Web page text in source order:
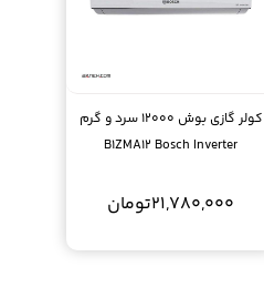
کولر گازی بوش 12000 سرد و گرم
B1ZMA12 Bosch Inverter
21,780,000تومان